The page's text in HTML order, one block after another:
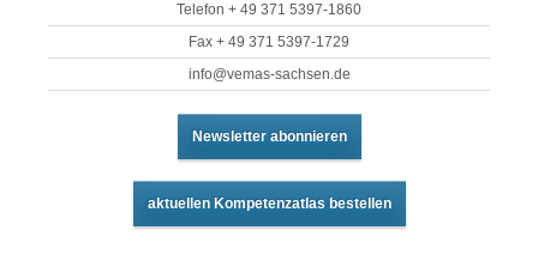
Telefon + 49 371 5397-1860
Fax + 49 371 5397-1729
info@vemas-sachsen.de
Newsletter abonnieren
aktuellen Kompetenzatlas bestellen